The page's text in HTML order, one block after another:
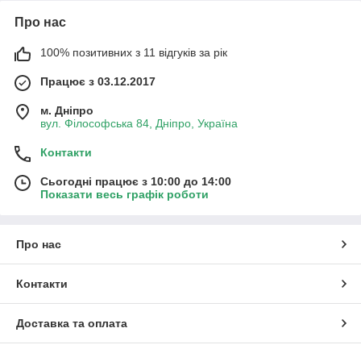
Про нас
100% позитивних з 11 відгуків за рік
Працює з 03.12.2017
м. Дніпро
вул. Філософська 84, Дніпро, Україна
Контакти
Сьогодні працює з 10:00 до 14:00
Показати весь графік роботи
Про нас
Контакти
Доставка та оплата